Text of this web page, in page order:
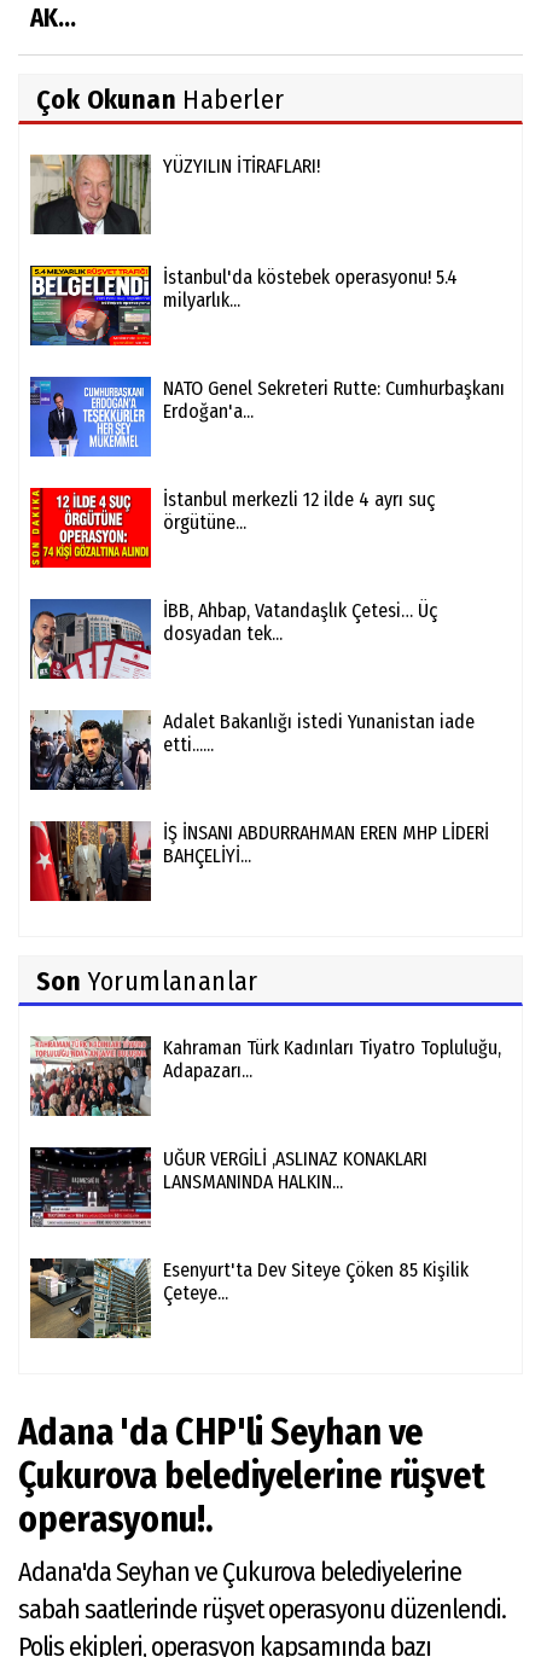
AK...
Çok Okunan Haberler
YÜZYILIN İTİRAFLARI!
İstanbul'da köstebek operasyonu! 5.4
milyarlık...
NATO Genel Sekreteri Rutte: Cumhurbaşkanı
Erdoğan'a...
İstanbul merkezli 12 ilde 4 ayrı suç
örgütüne...
İBB, Ahbap, Vatandaşlık Çetesi… Üç
dosyadan tek...
Adalet Bakanlığı istedi Yunanistan iade
etti......
İŞ İNSANI ABDURRAHMAN EREN MHP LİDERİ
BAHÇELİYİ...
Son Yorumlananlar
Kahraman Türk Kadınları Tiyatro Topluluğu,
Adapazarı...
UĞUR VERGİLİ ,ASLINAZ KONAKLARI
LANSMANINDA HALKIN...
Esenyurt'ta Dev Siteye Çöken 85 Kişilik
Çeteye...
Adana 'da CHP'li Seyhan ve
Çukurova belediyelerine rüşvet
operasyonu!.
Adana'da Seyhan ve Çukurova belediyelerine
sabah saatlerinde rüşvet operasyonu düzenlendi.
Polis ekipleri, operasyon kapsamında bazı